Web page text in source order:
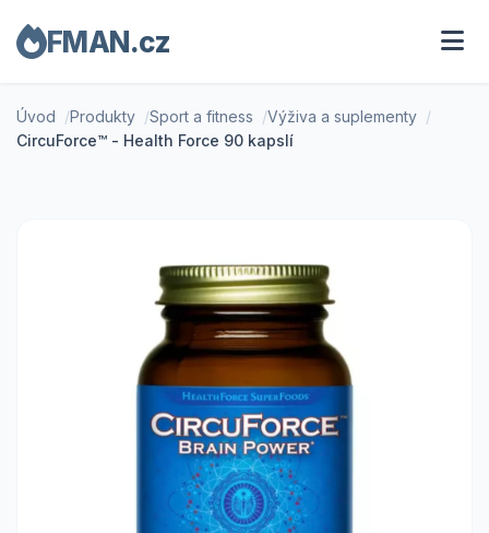
FMAN.cz
Úvod Produkty Sport a fitness
Výživa a suplementy
CircuForce™ - Health Force 90 kapslí